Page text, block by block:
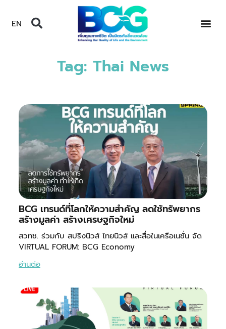
EN
Tag: Thai News
BCG เทรนด์ที่โลกให้ความสำคัญ ลดใช้ทรัพยากร
สร้างมูลค่า สร้างเศรษฐกิจใหม่
สวทช. ร่วมกับ สปริงนิวส์ ไทยนิวส์ และสื่อในเครือเนชั่น จัด
VIRTUAL FORUM: BCG Economy
อ่านต่อ